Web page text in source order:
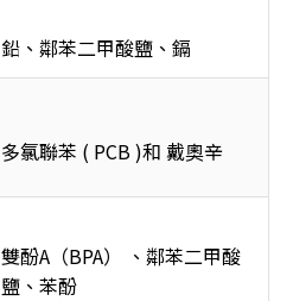
鉛、鄰苯二甲酸鹽、鎘
多氯聯苯 ( PCB )和 戴奧辛
雙酚A（BPA） 、鄰苯二甲酸
鹽、苯酚